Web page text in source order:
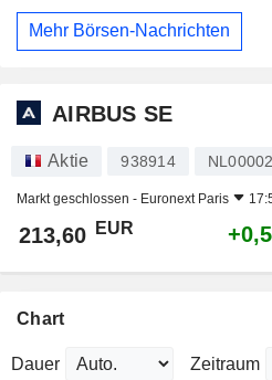
Mehr Börsen-Nachrichten
AIRBUS SE
Aktie 938914
Markt geschlossen - Euronext Paris
213,60 EUR
Chart
Dauer Zeitraum